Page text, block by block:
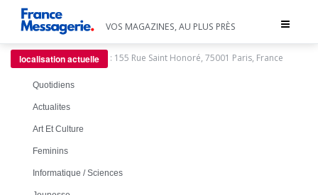
Toggle
VOS MAGAZINES, AU PLUS PRÈS
localisation actuelle : 155 Rue Saint Honoré, 75001 Paris, France
Quotidiens
Actualites
Art Et Culture
Feminins
Informatique / Sciences